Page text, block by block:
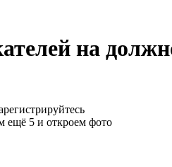
на
ещё 5 и откроем фото